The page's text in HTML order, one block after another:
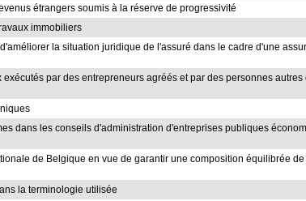
étrangers soumis à la réserve de progressivité
immobiliers
la situation juridique de l'assuré dans le cadre d'une
par des entrepreneurs agréés et par des personnes autres
dans les conseils d'administration d'entreprises publiques
de Belgique en vue de garantir une composition équilibrée
la terminologie utilisée